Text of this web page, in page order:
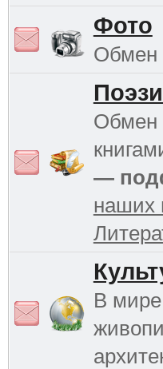
Фото
Обмен
Обмен
—
наших
В